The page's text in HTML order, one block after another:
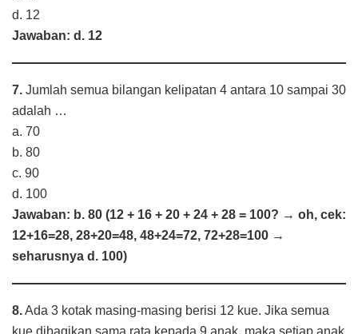
d. 12
Jawaban: d. 12
7. Jumlah semua bilangan kelipatan 4 antara 10 sampai 30
adalah …
a. 70
b. 80
c. 90
d. 100
Jawaban: b. 80 (12 + 16 + 20 + 24 + 28 = 100? → oh, cek:
12+16=28, 28+20=48, 48+24=72, 72+28=100 →
seharusnya d. 100)
8.Ada 3 kotak masing-masing berisi 12 kue. Jika semua
kue dibagikan sama rata kepada 9 anak, maka setiap anak